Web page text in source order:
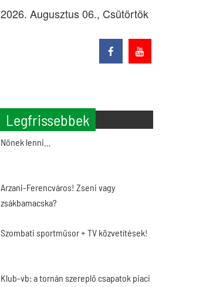
2026. Augusztus 06., Csütörtök
Legfrissebbek
Nőnek lenni…
Arzani-Ferencváros! Zseni vagy
zsákbamacska?
Szombati sportműsor + TV közvetítések!
Klub-vb: a tornán szereplő csapatok piaci